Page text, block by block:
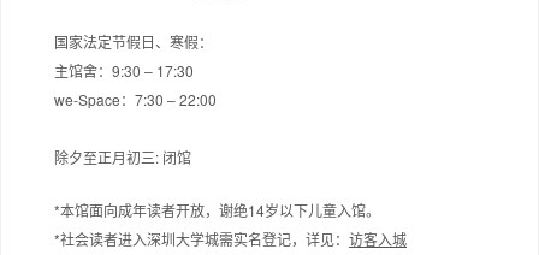
国家法定节假日、寒假：
主馆舍：9:30 – 17:30
we-Space：7:30 – 22:00
除夕至正月初三: 闭馆
*本馆面向成年读者开放，谢绝14岁以下儿童入馆。
*社会读者进入深圳大学城需实名登记，详见：访客入城